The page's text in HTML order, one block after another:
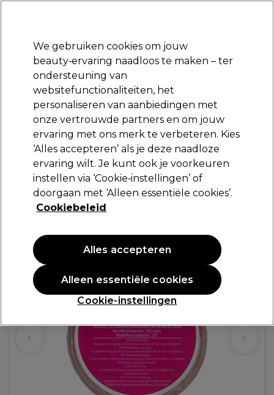
Aanmelden
Merken Deals Haar Elektra
Volgende dag geleverd*
Na verzending, maandag t/m vrijdag
ASP Pro Forms 250 st
15,45 €
We gebruiken cookies om jouw
beauty‑ervaring naadloos te maken – ter
ondersteuning van
websitefunctionaliteiten, het
personaliseren van aanbiedingen met
onze vertrouwde partners en om jouw
ervaring met ons merk te verbeteren. Kies
‘Alles accepteren’ als je deze naadloze
ervaring wilt. Je kunt ook je voorkeuren
instellen via ‘Cookie‑instellingen’ of
doorgaan met ‘Alleen essentiële cookies’.
Cookiebeleid
Cookie-instellingen
Alleen essentiële cookies
Alles accepteren